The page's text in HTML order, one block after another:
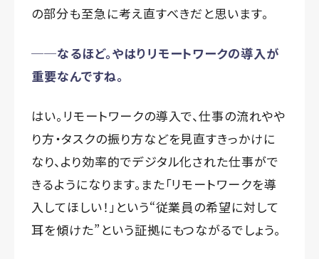
の部分も至急に考え直すべきだと思います。
──なるほど。やはりリモートワークの導入が
重要なんですね。
はい。リモートワークの導入で、仕事の流れやや
り方・タスクの振り方などを見直すきっかけに
なり、より効率的でデジタル化された仕事がで
きるようになります。また「リモートワークを導
入してほしい！」という“従業員の希望に対して
耳を傾けた”という証拠にもつながるでしょう。